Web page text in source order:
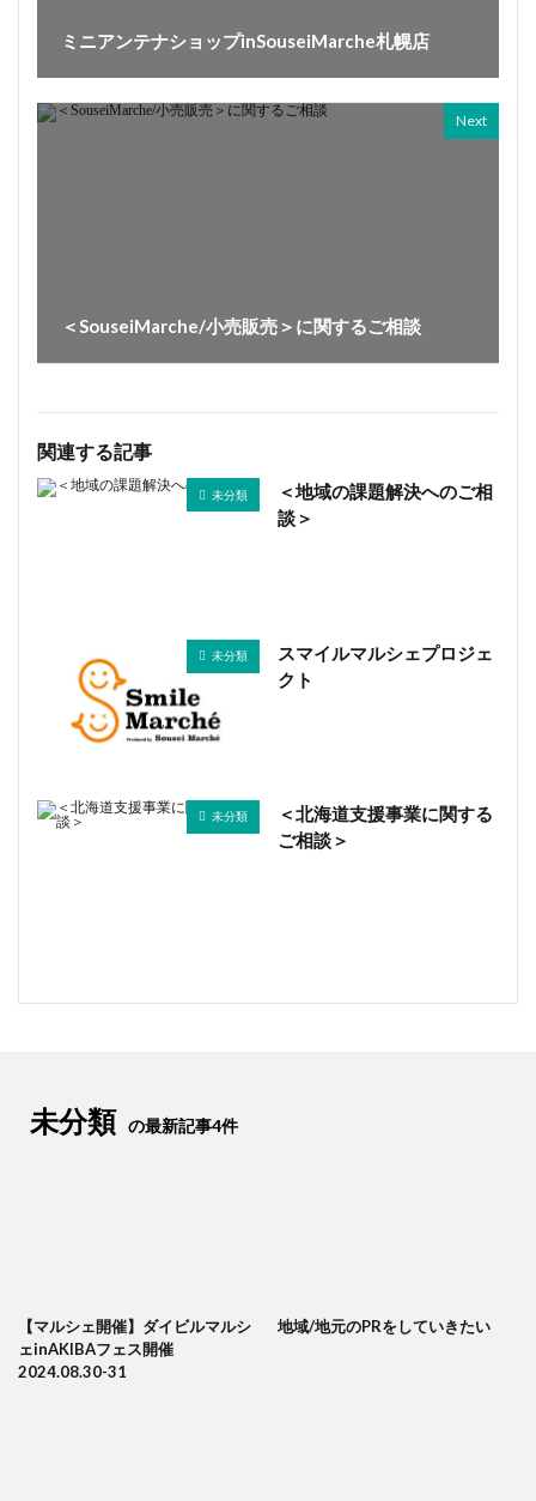
ミニアンテナショップinSouseiMarche札幌店
Next
＜SouseiMarche/小売販売＞に関するご相談
関連する記事
未分類
＜地域の課題解決へのご相
談＞
未分類
スマイルマルシェプロジェ
クト
未分類
＜北海道支援事業に関する
ご相談＞
未分類 の最新記事4件
【マルシェ開催】ダイビルマルシ
ェinAKIBAフェス開催
2024.08.30-31
地域/地元のPRをしていきたい